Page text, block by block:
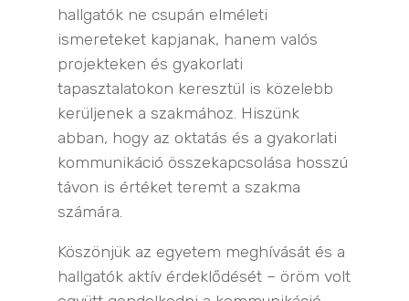
hallgatók ne csupán elméleti
ismereteket kapjanak, hanem valós
projekteken és gyakorlati
tapasztalatokon keresztül is közelebb
kerüljenek a szakmához. Hiszünk
abban, hogy az oktatás és a gyakorlati
kommunikáció összekapcsolása hosszú
távon is értéket teremt a szakma
számára.
Köszönjük az egyetem meghívását és a
hallgatók aktív érdeklődését – öröm volt